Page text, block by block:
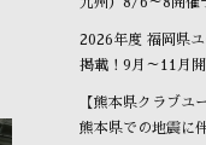
2026年度 福岡県
掲載！9月～11月
【熊本県クラブユ
熊本県での地震に